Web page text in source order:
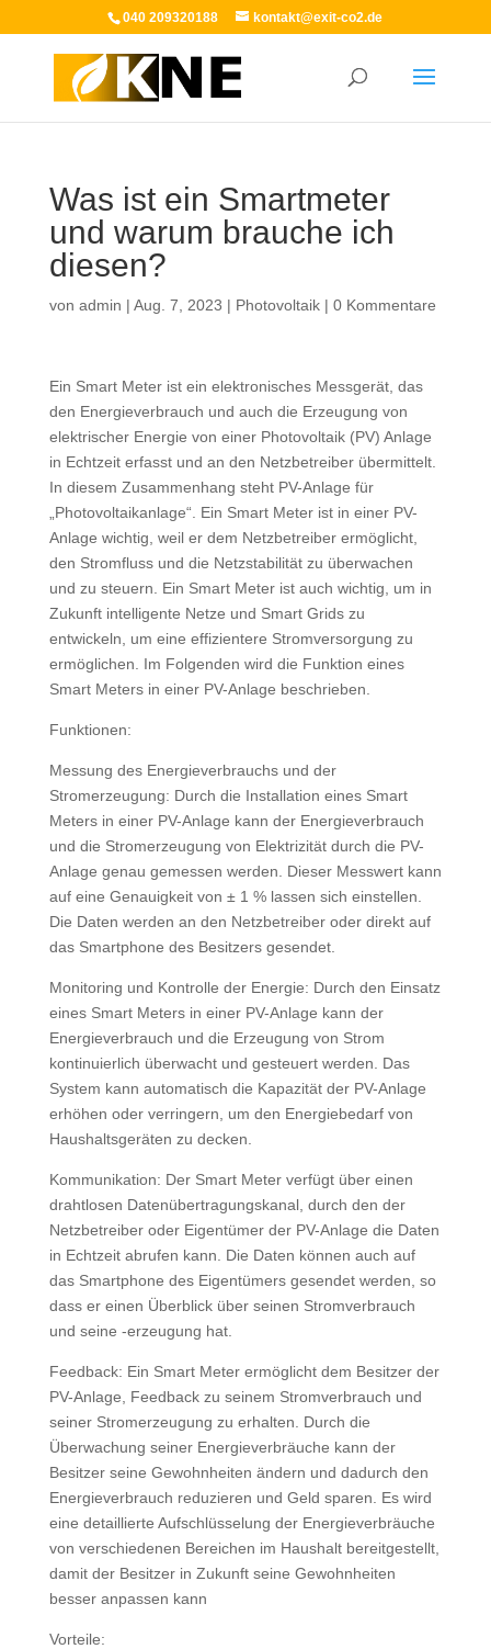
040 209320188 kontakt@exit-co2.de
Was ist ein Smartmeter
und warum brauche ich
diesen?
von admin | Aug. 7, 2023 | Photovoltaik| 0 Kommentare
Ein Smart Meter ist ein elektronisches Messgerät, das
den Energieverbrauch und auch die Erzeugung von
elektrischer Energie von einer Photovoltaik (PV) Anlage
in Echtzeit erfasst und an den Netzbetreiber übermittelt.
In diesem Zusammenhang steht PV-Anlage für
„Photovoltaikanlage“. Ein Smart Meter ist in einer PV-
Anlage wichtig, weil er dem Netzbetreiber ermöglicht,
den Stromfluss und die Netzstabilität zu überwachen
und zu steuern. Ein Smart Meter ist auch wichtig, um in
Zukunft intelligente Netze und Smart Grids zu
entwickeln, um eine effizientere Stromversorgung zu
ermöglichen. Im Folgenden wird die Funktion eines
Smart Meters in einer PV-Anlage beschrieben.
Funktionen:
Messung des Energieverbrauchs und der
Stromerzeugung: Durch die Installation eines Smart
Meters in einer PV-Anlage kann der Energieverbrauch
und die Stromerzeugung von Elektrizität durch die PV-
Anlage genau gemessen werden. Dieser Messwert kann
auf eine Genauigkeit von ± 1 % lassen sich einstellen.
Die Daten werden an den Netzbetreiber oder direkt auf
das Smartphone des Besitzers gesendet.
Monitoring und Kontrolle der Energie: Durch den Einsatz
eines Smart Meters in einer PV-Anlage kann der
Energieverbrauch und die Erzeugung von Strom
kontinuierlich überwacht und gesteuert werden. Das
System kann automatisch die Kapazität der PV-Anlage
erhöhen oder verringern, um den Energiebedarf von
Haushaltsgeräten zu decken.
Kommunikation: Der Smart Meter verfügt über einen
drahtlosen Datenübertragungskanal, durch den der
Netzbetreiber oder Eigentümer der PV-Anlage die Daten
in Echtzeit abrufen kann. Die Daten können auch auf
das Smartphone des Eigentümers gesendet werden, so
dass er einen Überblick über seinen Stromverbrauch
und seine -erzeugung hat.
Feedback: Ein Smart Meter ermöglicht dem Besitzer der
PV-Anlage, Feedback zu seinem Stromverbrauch und
seiner Stromerzeugung zu erhalten. Durch die
Überwachung seiner Energieverbräuche kann der
Besitzer seine Gewohnheiten ändern und dadurch den
Energieverbrauch reduzieren und Geld sparen. Es wird
eine detaillierte Aufschlüsselung der Energieverbräuche
von verschiedenen Bereichen im Haushalt bereitgestellt,
damit der Besitzer in Zukunft seine Gewohnheiten
besser anpassen kann
Vorteile: